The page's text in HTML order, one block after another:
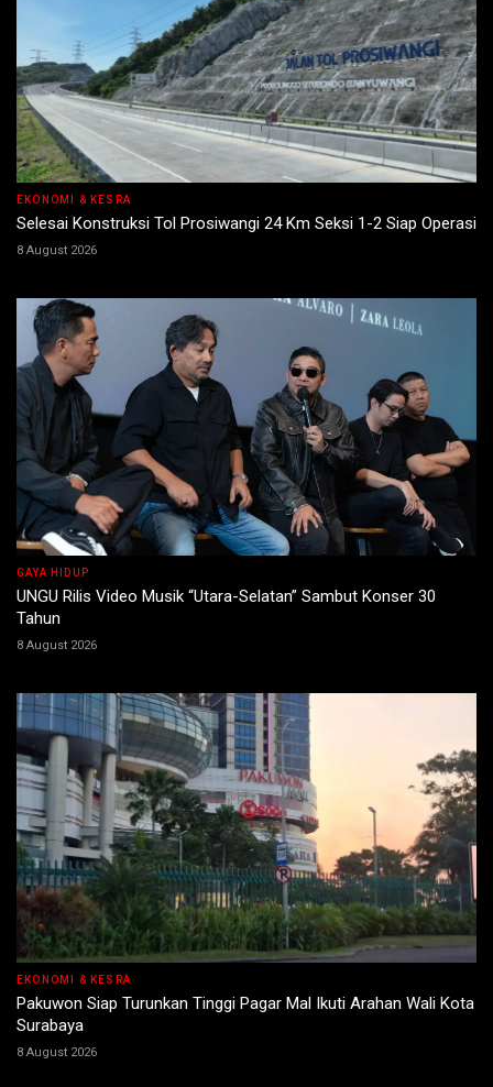
EKONOMI & KESRA
Selesai Konstruksi Tol Prosiwangi 24 Km Seksi 1-2 Siap Operasi
8 August 2026
GAYA HIDUP
UNGU Rilis Video Musik “Utara-Selatan” Sambut Konser 30
Tahun
8 August 2026
EKONOMI & KESRA
Pakuwon Siap Turunkan Tinggi Pagar Mal Ikuti Arahan Wali Kota
Surabaya
8 August 2026